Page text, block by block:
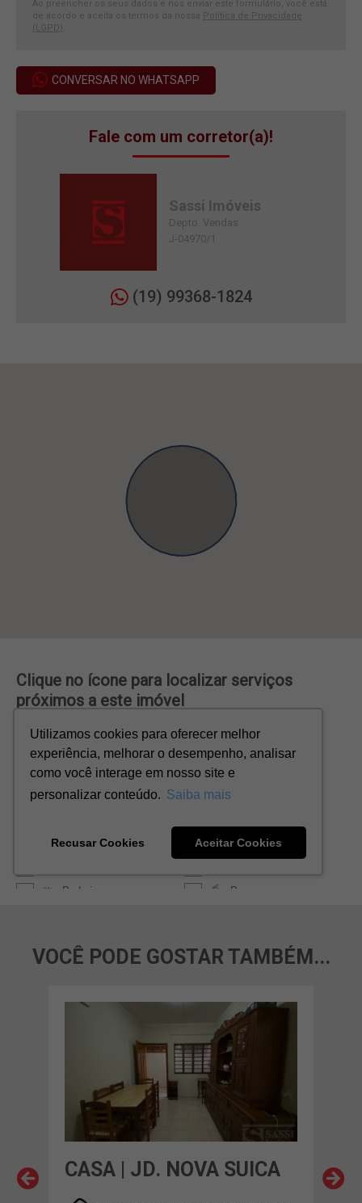
Ao preencher os seus dados e nos enviar este formulário, você está
de acordo e aceita os termos da nossa Política de Privacidade
(LGPD)
CONVERSAR NO WHATSAPP
Fale com um corretor(a)!
Sassi Imóveis
Depto. Vendas
J-04970/1
(19) 99368-1824
VOCÊ PODE GOSTAR TAMBÉM...
CASA | JD. NOVA SUICA